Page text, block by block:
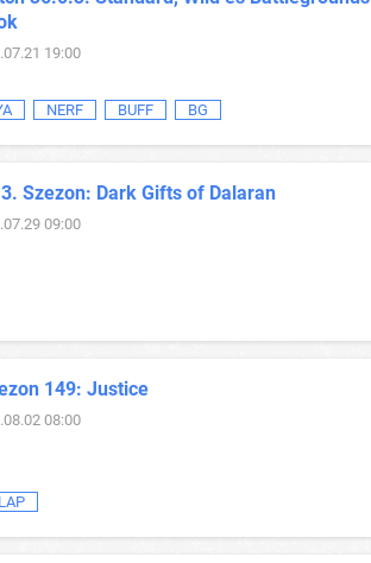
19:00
NERF BUFF BG
Szezon: Dark Gifts of Dalaran
09:00
149: Justice
08:00